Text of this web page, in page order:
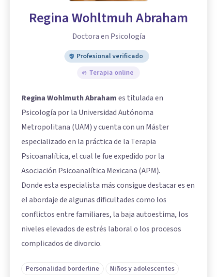
Regina Wohltmuh Abraham
Doctora en Psicología
Profesional verificado
Terapia online
Regina Wohlmuth Abrahames titulada en
Psicología por la Universidad Autónoma
Metropolitana (UAM) y cuenta con un Máster
especializado en la práctica de la Terapia
Psicoanalítica, el cual le fue expedido por la
Asociación Psicoanalítica Mexicana (APM).
Donde esta especialista más consigue destacar es en
el abordaje de algunas dificultades como los
conflictos entre familiares, la baja autoestima, los
niveles elevados de estrés laboral o los procesos
complicados de divorcio.
Personalidad borderline
Niños y adolescentes